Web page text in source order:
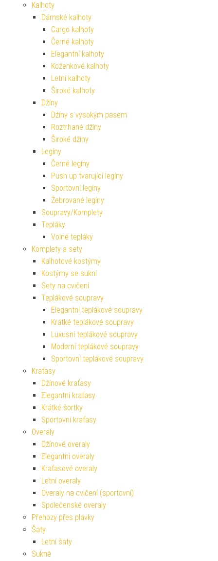
Kalhoty
Dámské kalhoty
Cargo kalhoty
Černé kalhoty
Elegantní kalhoty
Koženkové kalhoty
Letní kalhoty
Široké kalhoty
Džíny
Džíny s vysokým pasem
Roztrhané džíny
Široké džíny
Legíny
Černé legíny
Push up tvarující legíny
Sportovní legíny
Žebrované legíny
Soupravy/Komplety
Tepláky
Volné tepláky
Komplety a sety
Kalhotové kostýmy
Kostýmy se sukní
Sety na cvičení
Teplákové soupravy
Elegantní teplákové soupravy
Krátké teplákové soupravy
Luxusní teplákové soupravy
Moderní teplákové soupravy
Sportovní teplákové soupravy
Kraťasy
Džínové kraťasy
Elegantní kraťasy
Krátké šortky
Sportovní kraťasy
Overaly
Džínové overaly
Elegantní overaly
Kraťasové overaly
Letní overaly
Overaly na cvičení (sportovní)
Společenské overaly
Přehozy přes plavky
Šaty
Letní šaty
Sukně